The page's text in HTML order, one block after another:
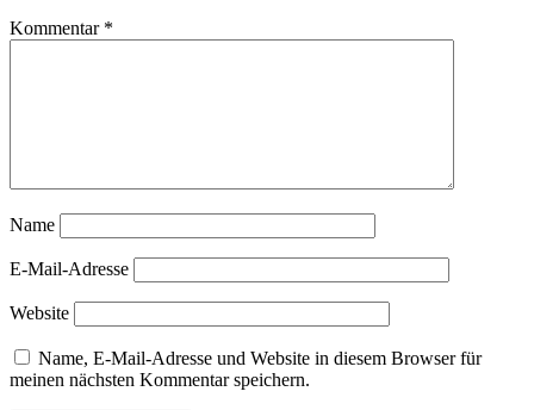
Kommentar *
Name
E-Mail-Adresse
Website
Name, E-Mail-Adresse und Website in diesem Browser für
meinen nächsten Kommentar speichern.